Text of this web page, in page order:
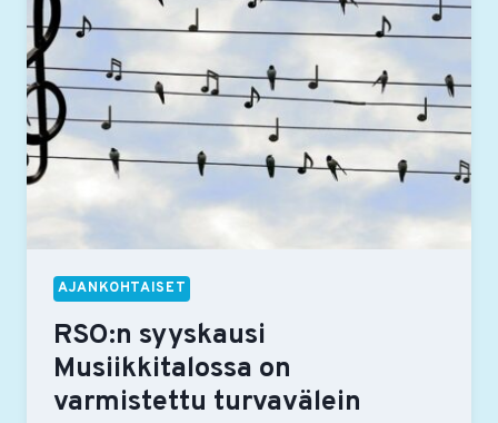
AJANKOHTAISET
RSO:n syyskausi
Musiikkitalossa on
varmistettu turvavälein